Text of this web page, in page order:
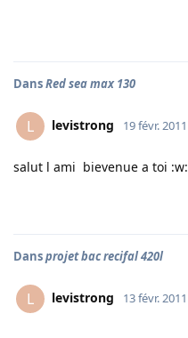
DansRed sea max 130
L levistrong 19 févr. 2011
salut l ami bievenue a toi :w:
Dansprojet bac recifal 420l
L levistrong 13 févr. 2011